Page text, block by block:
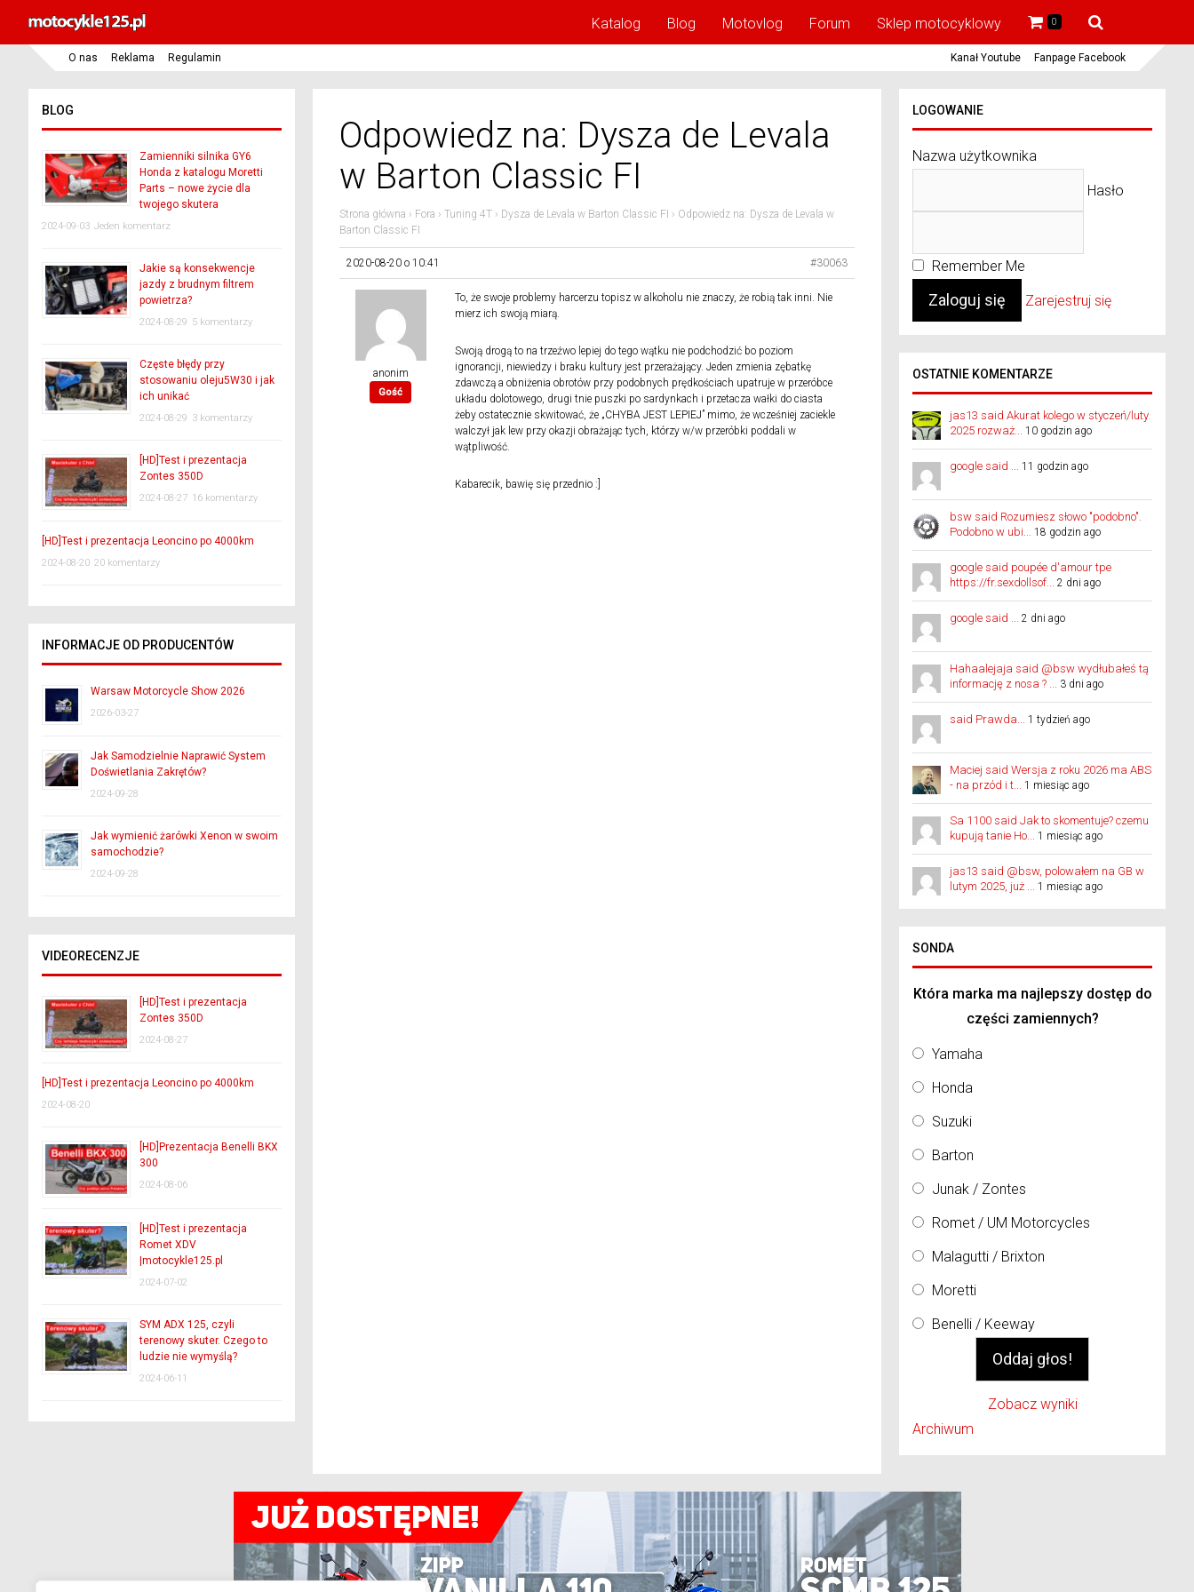
Katalog Blog Motovlog Forum Sklep motocyklowy 0
O nas Reklama Regulamin Kanał Youtube Fanpage Facebook
Odpowiedz na: Dysza de Levala
w Barton Classic FI
Strona główna › Fora › Tuning 4T › Dysza de Levala w Barton Classic FI › Odpowiedz na: Dysza de Levala w
Barton Classic FI
2020-08-20 o 10:41 #30063
anonim
Gość
To, że swoje problemy harcerzu topisz w alkoholu nie znaczy, że robią tak inni. Nie
mierz ich swoją miarą.
Swoją drogą to na trzeźwo lepiej do tego wątku nie podchodzić bo poziom
ignorancji, niewiedzy i braku kultury jest przerażający. Jeden zmienia zębatkę
zdawczą a obniżenia obrotów przy podobnych prędkościach upatruje w przeróbce
układu dolotowego, drugi tnie puszki po sardynkach i przetacza wałki do ciasta
żeby ostatecznie skwitować, że „CHYBA JEST LEPIEJ” mimo, że wcześniej zaciekle
walczył jak lew przy okazji obrażając tych, którzy w/w przeróbki poddali w
wątpliwość.
Kabarecik, bawię się przednio :]
BLOG
Zamienniki silnika GY6
Honda z katalogu Moretti
Parts – nowe życie dla
twojego skutera
2024-09-03 Jeden komentarz
Jakie są konsekwencje
jazdy z brudnym filtrem
powietrza?
2024-08-29 5 komentarzy
Częste błędy przy
stosowaniu oleju5W30 i jak
ich unikać
2024-08-29 3 komentarzy
[HD]Test i prezentacja
Zontes 350D
2024-08-27 16 komentarzy
[HD]Test i prezentacja Leoncino po 4000km
2024-08-20 20 komentarzy
INFORMACJE OD PRODUCENTÓW
Warsaw Motorcycle Show 2026
2026-03-27
Jak Samodzielnie Naprawić System
Doświetlania Zakrętów?
2024-09-28
Jak wymienić żarówki Xenon w swoim
samochodzie?
2024-09-28
VIDEORECENZJE
[HD]Test i prezentacja
Zontes 350D
2024-08-27
[HD]Test i prezentacja Leoncino po 4000km
2024-08-20
[HD]Prezentacja Benelli BKX
300
2024-08-06
[HD]Test i prezentacja
Romet XDV
|motocykle125.pl
2024-07-02
SYM ADX 125, czyli
terenowy skuter. Czego to
ludzie nie wymyślą?
2024-06-11
LOGOWANIE
Nazwa użytkownika
Hasło
Remember Me
Zarejestruj się
OSTATNIE KOMENTARZE
jas13 said Akurat kolego w styczeń/luty
2025 rozważ... 10 godzin ago
google said ... 11 godzin ago
bsw said Rozumiesz słowo "podobno".
Podobno w ubi... 18 godzin ago
google said poupée d'amour tpe
https://fr.sexdollsof... 2 dni ago
google said ... 2 dni ago
Hahaalejaja said @bsw wydłubałeś tą
informację z nosa ? ... 3 dni ago
said Prawda... 1 tydzień ago
Maciej said Wersja z roku 2026 ma ABS
- na przód i t... 1 miesiąc ago
Sa 1100 said Jak to skomentuje? czemu
kupują tanie Ho... 1 miesiąc ago
jas13 said @bsw, polowałem na GB w
lutym 2025, już ... 1 miesiąc ago
SONDA
Która marka ma najlepszy dostęp do
części zamiennych?
Yamaha
Honda
Suzuki
Barton
Junak / Zontes
Romet / UM Motorcycles
Malagutti / Brixton
Moretti
Benelli / Keeway
Zobacz wyniki
Archiwum